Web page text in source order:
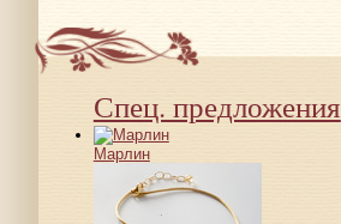
Спец. предложения
Марлин